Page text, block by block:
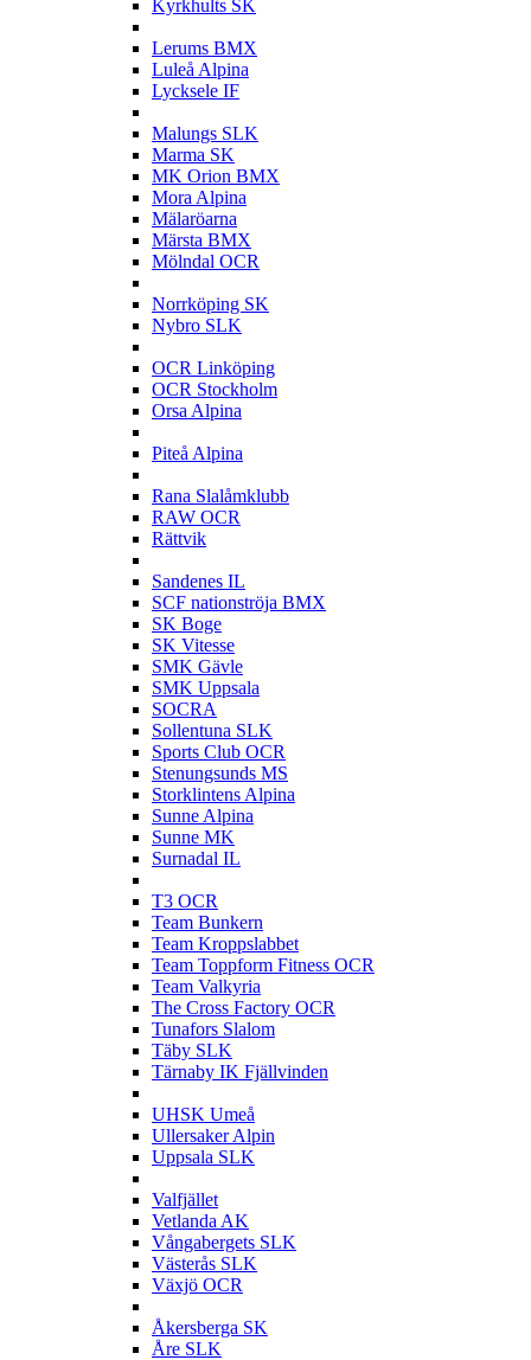
Kyrkhults SK
Lerums BMX
Luleå Alpina
Lycksele IF
Malungs SLK
Marma SK
MK Orion BMX
Mora Alpina
Mälaröarna
Märsta BMX
Mölndal OCR
Norrköping SK
Nybro SLK
OCR Linköping
OCR Stockholm
Orsa Alpina
Piteå Alpina
Rana Slalåmklubb
RAW OCR
Rättvik
Sandenes IL
SCF nationströja BMX
SK Boge
SK Vitesse
SMK Gävle
SMK Uppsala
SOCRA
Sollentuna SLK
Sports Club OCR
Stenungsunds MS
Storklintens Alpina
Sunne Alpina
Sunne MK
Surnadal IL
T3 OCR
Team Bunkern
Team Kroppslabbet
Team Toppform Fitness OCR
Team Valkyria
The Cross Factory OCR
Tunafors Slalom
Täby SLK
Tärnaby IK Fjällvinden
UHSK Umeå
Ullersaker Alpin
Uppsala SLK
Valfjället
Vetlanda AK
Vångabergets SLK
Västerås SLK
Växjö OCR
Åkersberga SK
Åre SLK